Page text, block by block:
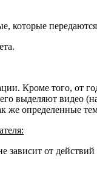
которые
Кроме того, от
выделяют видео
же определенные
зависит от